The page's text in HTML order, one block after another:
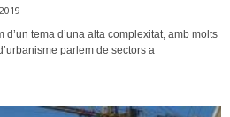
tema d’una alta complexitat, amb molts
parlem de sectors a